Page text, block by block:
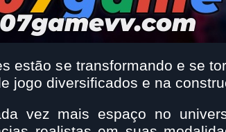
estão se transformando e se
jogo diversificados e na
vez mais espaço no